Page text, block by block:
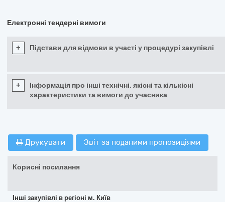
Електронні тендерні вимоги
+ Підстави для відмови в участі у процедурі закупівлі
+
Інформація про інші технічні, якісні та кількісні
характеристики та вимоги до учасника
Друкувати Звіт за поданими пропозиціями
Корисні посилання
Інші закупівлі в регіоні м. Київ